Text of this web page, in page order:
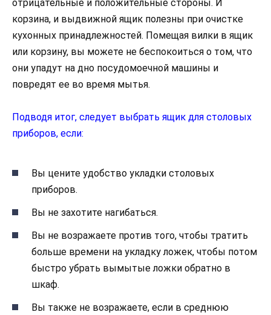
отрицательные и положительные стороны. И
корзина, и выдвижной ящик полезны при очистке
кухонных принадлежностей. Помещая вилки в ящик
или корзину, вы можете не беспокоиться о том, что
они упадут на дно посудомоечной машины и
повредят ее во время мытья.
Подводя итог, следует выбрать ящик для столовых
приборов, если:
Вы цените удобство укладки столовых
приборов.
Вы не захотите нагибаться.
Вы не возражаете против того, чтобы тратить
больше времени на укладку ложек, чтобы потом
быстро убрать вымытые ложки обратно в
шкаф.
Вы также не возражаете, если в среднюю